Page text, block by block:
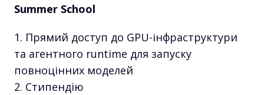
Summer School
Прямий доступ до GPU-інфраструктури
та агентного runtime для запуску
повноцінних моделей
Стипендію